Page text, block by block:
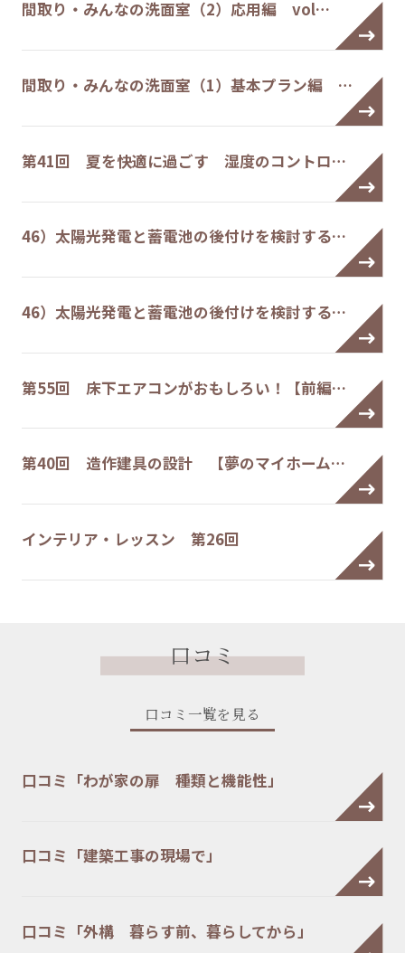
間取り・みんなの洗面室（2）応用編 vol…
間取り・みんなの洗面室（1）基本プラン編 …
第41回 夏を快適に過ごす 湿度のコントロ…
46）太陽光発電と蓄電池の後付けを検討する…
46）太陽光発電と蓄電池の後付けを検討する…
第55回 床下エアコンがおもしろい！【前編…
第40回 造作建具の設計 【夢のマイホーム…
インテリア・レッスン 第26回
口コミ
口コミ一覧を見る
口コミ「わが家の扉 種類と機能性」
口コミ「建築工事の現場で」
口コミ「外構 暮らす前、暮らしてから」